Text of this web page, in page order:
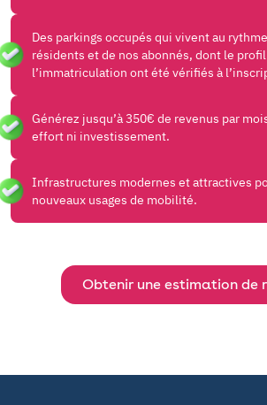
Des parkings occupés qui vivent au
résidents et de nos abonnés, dont le
l’immatriculation ont été vérifiés à
Générez jusqu’à 350€ de revenus par
effort ni investissement.
Infrastructures modernes et attractives
nouveaux usages de mobilité.
Obtenir une estimation de